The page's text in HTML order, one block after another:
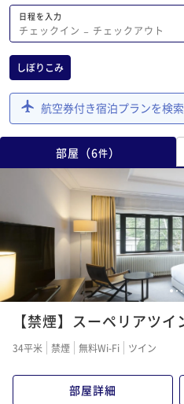
日程を入力
チェックイン − チェックアウト
しぼりこみ
航空券付き宿泊プランを検索
部屋 （6件）
123
【禁煙】スーペリアツイ
34平米 禁煙 無料Wi-Fi ツイン
部屋詳細